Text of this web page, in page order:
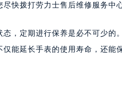
快拨打劳力士售后维修服务中
，定期进行保养是必不可少
能延长手表的使用寿命，还能